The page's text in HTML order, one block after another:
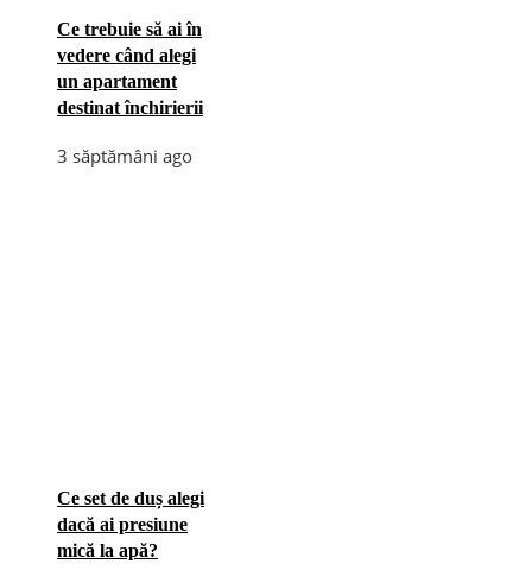
Ce trebuie să ai în
vedere când alegi
un apartament
destinat închirierii
3 săptămâni ago
Ce set de duș alegi
dacă ai presiune
mică la apă?